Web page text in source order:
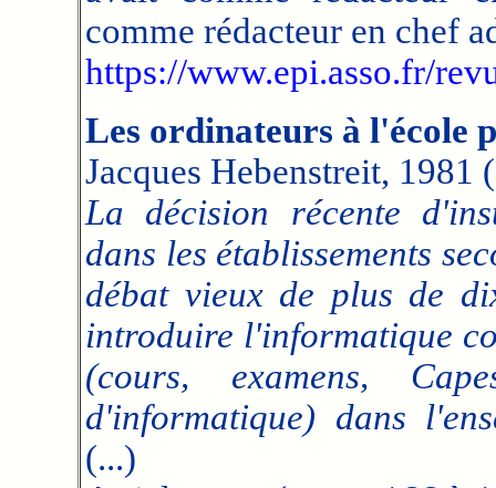
comme rédacteur en chef
https://www.epi.asso.fr/
Les ordinateurs à l'école
Jacques Hebenstreit, 1981
La décision récente
dans les établissements
débat vieux de plus de
introduire l'informatique
(cours, examens,
d'informatique) dans
(...)